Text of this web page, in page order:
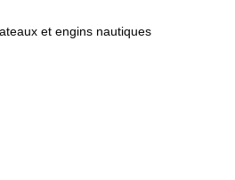
et engins nautiques